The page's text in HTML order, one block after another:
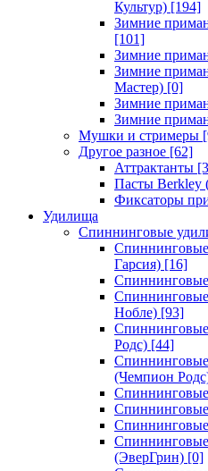
Культур) [194]
Зимние
[101]
Зимние
Зимние
Мастер) [0]
Зимние
Зимние
Мушки и стримеры
Другое разное [62]
Аттрактанты
Пасты Berkley
Фиксаторы
Удилища
Спиннинговые
Гарсия) [16]
Нобле) [93]
Родс) [44]
(Чемпион
(ЭверГрин) [0]